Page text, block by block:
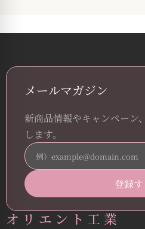
メールマガジン
新商品情報やキャンペーン
します。
オリエント工業